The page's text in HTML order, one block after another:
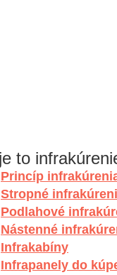
to
Princíp
Stropné
Podlahové
Nástenné
Infrakabíny
Infrapanely do